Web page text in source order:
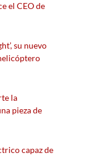
el CEO de
su nuevo
la
pieza de
capaz de